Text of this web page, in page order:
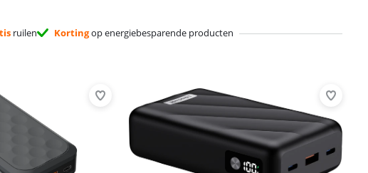
ruilen Kortingop energiebesparende producten